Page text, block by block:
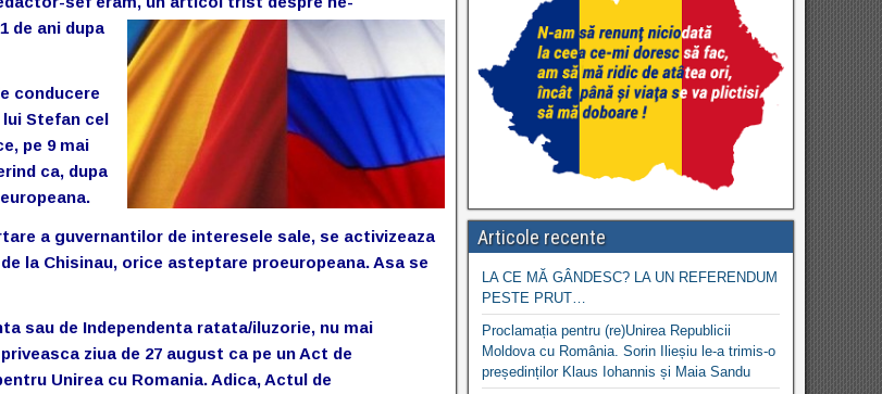
de ani dupa
conducere
lui Stefan cel
pe 9 mai
ca, dupa
a guvernantilor de interesele sale, se activizeaza
la Chisinau, orice asteptare proeuropeana. Asa se
sau de Independenta ratata/iluzorie, nu mai
ziua de 27 august ca pe un Act de
Unirea cu Romania. Adica, Actul de
Articole recente
LA CE MĂ GÂNDESC? LA UN REFERENDUM
PESTE PRUT…
Proclamația pentru (re)Unirea Republicii
Moldova cu România. Sorin Ilieșiu le-a trimis-o
președinților Klaus Iohannis și Maia Sandu